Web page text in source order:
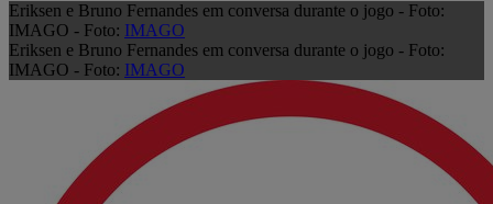
Eriksen e Bruno Fernandes em conversa durante o jogo - Foto:
IMAGO - Foto: IMAGO
Eriksen e Bruno Fernandes em conversa durante o jogo - Foto:
IMAGO - Foto: IMAGO